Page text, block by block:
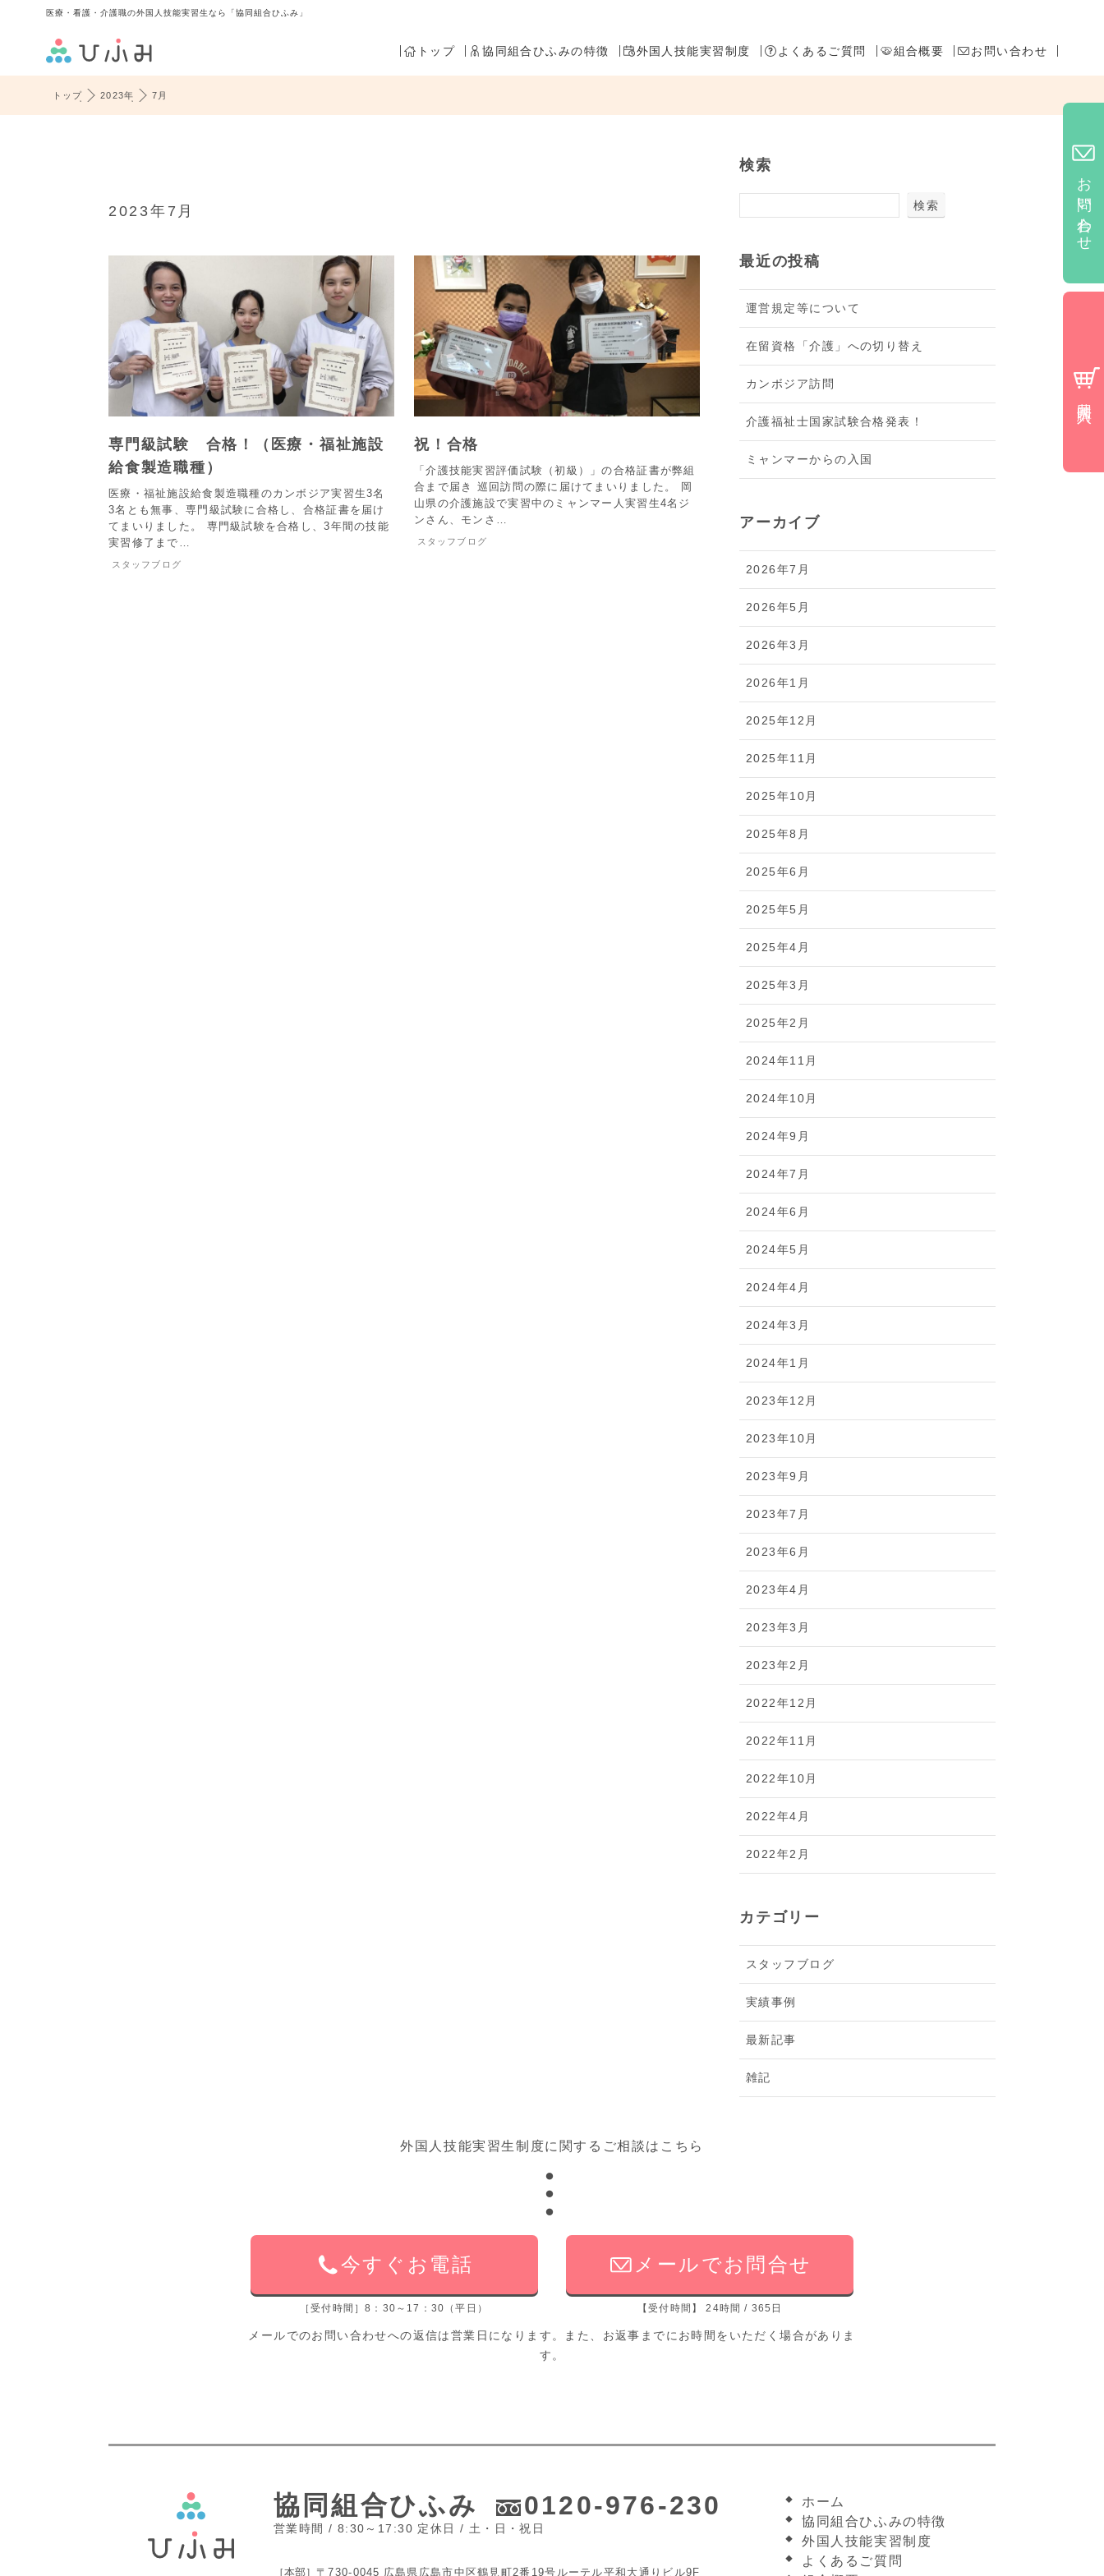
医療・看護・介護職の外国人技能実習生なら「協同組合ひふみ」
トップ 協同組合ひふみの特徴 外国人技能実習制度 よくあるご質問 組合概要 お問い合わせ
トップ 2023年 7月
2023年7月
専門級試験 合格！（医療・福祉施設
給食製造職種）
医療・福祉施設給食製造職種のカンボジア実習生3名
3名とも無事、専門級試験に合格し、合格証書を届け
てまいりました。 専門級試験を合格し、3年間の技能
実習修了まで…
スタッフブログ
祝！合格
「介護技能実習評価試験（初級）」の合格証書が弊組
合まで届き 巡回訪問の際に届けてまいりました。 岡
山県の介護施設で実習中のミャンマー人実習生4名ジ
ンさん、モンさ…
スタッフブログ
検索
検索
最近の投稿
運営規定等について
在留資格「介護」への切り替え
カンボジア訪問
介護福祉士国家試験合格発表！
ミャンマーからの入国
アーカイブ
2026年7月
2026年5月
2026年3月
2026年1月
2025年12月
2025年11月
2025年10月
2025年8月
2025年6月
2025年5月
2025年4月
2025年3月
2025年2月
2024年11月
2024年10月
2024年9月
2024年7月
2024年6月
2024年5月
2024年4月
2024年3月
2024年1月
2023年12月
2023年10月
2023年9月
2023年7月
2023年6月
2023年4月
2023年3月
2023年2月
2022年12月
2022年11月
2022年10月
2022年4月
2022年2月
カテゴリー
スタッフブログ
実績事例
最新記事
雑記
外国人技能実習生制度に関する ご相談はこちら
︙
今すぐお電話
［受付時間］8：30～17：30（平日）
メールでお問合せ
【受付時間】 24時間 / 365日
メールでのお問い合わせへの返信は営業日になります。また、お返事までにお時間をいただく場合がありま
す。
協同組合ひふみ 0120-976-230
営業時間 / 8:30～17:30 定休日 / 土・日・祝日
［本部］ 〒730-0045 広島県広島市中区鶴見町2番19号 ルーテル平和大通りビル9F
ホーム
協同組合ひふみの特徴
外国人技能実習制度
よくあるご質問
お問い合わせ